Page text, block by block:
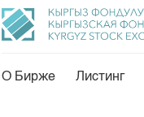
О Бирже Листинг